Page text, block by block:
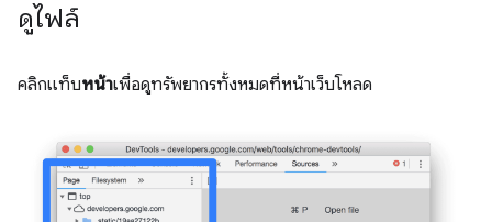
ดูไฟล์
คลิกแท็บหน้าเพื่อดูทรัพยากรทั้งหมดที่หน้าเว็บโหลด